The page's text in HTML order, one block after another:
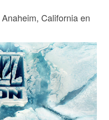
California en